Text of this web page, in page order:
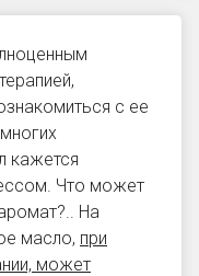
с ее
кажется
Что может
На
масло, при
может